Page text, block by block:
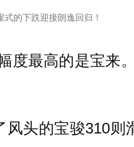
度最高的是宝来
头的宝骏310